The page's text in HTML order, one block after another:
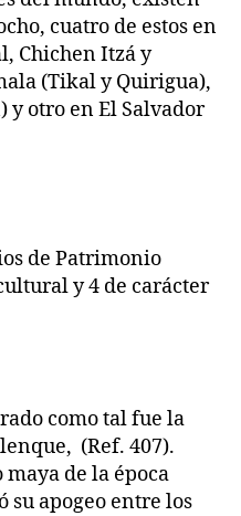
cuatro de estos en
Chichen Itzá y
(Tikal y Quirigua),
y otro en El Salvador
de Patrimonio
y 4 de carácter
como tal fue la
(Ref. 407).
de la época
su apogeo entre los